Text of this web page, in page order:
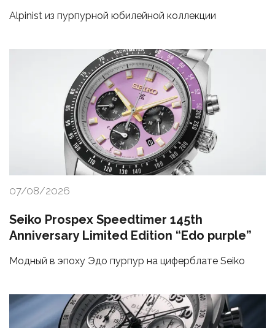
Alpinist из пурпурной юбилейной коллекции
07/08/2026
Seiko Prospex Speedtimer 145th
Anniversary Limited Edition “Edo purple”
Модный в эпоху Эдо пурпур на циферблате Seiko